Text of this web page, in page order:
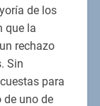
de los
que la
rechazo
Sin
para
de uno de